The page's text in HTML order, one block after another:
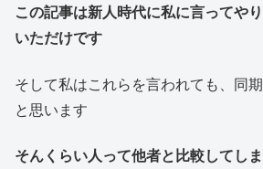
この記事は新人時代に私に言ってや
いただけです
そして私はこれらを言われても、同
と思います
そんくらい人って他者と比較してし